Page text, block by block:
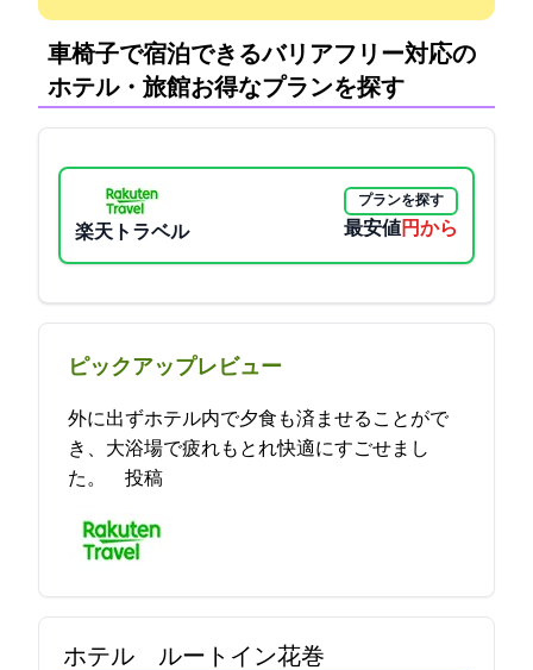
車椅子で宿泊できるバリアフリー対応の
ホテル・旅館:お得なプランを探す
楽天トラベル
プランを探す
最安値4250円から
ピックアップレビュー
外に出ずホテル内で夕食も済ませることがで
き、大浴場で疲れもとれ快適にすごせまし
た。 2021-11-20 16:54:07投稿
ホテル ルートイン花巻